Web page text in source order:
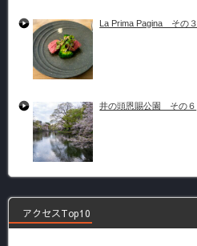
La Prima Pagina その３
井の頭恩賜公園 その６
アクセスTop10